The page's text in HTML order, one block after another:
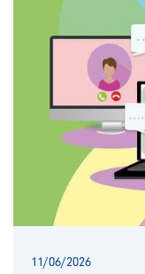
11/06/2026